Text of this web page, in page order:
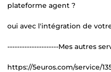
plateforme agent ?
oui avec l'intégration de
---------------------Mes autres
https://5euros.com/service/